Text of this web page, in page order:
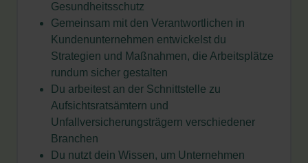
Gesundheitsschutz
Gemeinsam mit den Verantwortlichen in
Kundenunternehmen entwickelst du
Strategien und Maßnahmen, die Arbeitsplätze
rundum sicher gestalten
Du arbeitest an der Schnittstelle zu
Aufsichtsratsämtern und
Unfallversicherungsträgern verschiedener
Branchen
Du nutzt dein Wissen, um Unternehmen